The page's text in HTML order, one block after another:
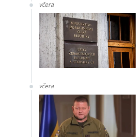
včera
včera